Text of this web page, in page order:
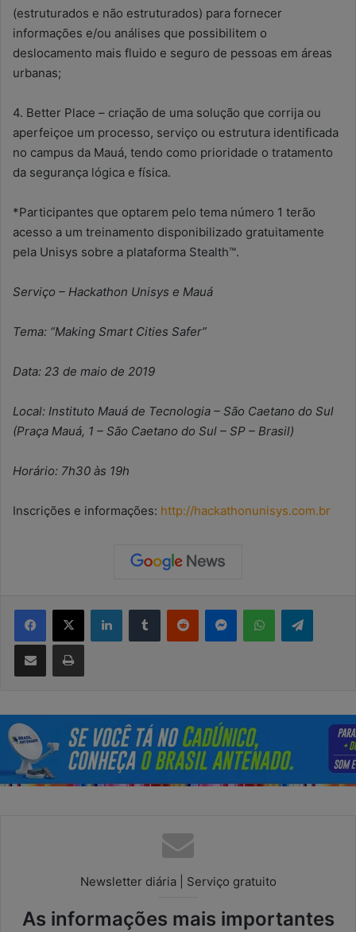
(estruturados e não estruturados) para fornecer
informações e/ou análises que possibilitem o
deslocamento mais fluido e seguro de pessoas em áreas
urbanas;
4. Better Place – criação de uma solução que corrija ou
aperfeiçoe um processo, serviço ou estrutura identificada
no campus da Mauá, tendo como prioridade o tratamento
da segurança lógica e física.
*Participantes que optarem pelo tema número 1 terão
acesso a um treinamento disponibilizado gratuitamente
pela Unisys sobre a plataforma Stealth™.
Serviço – Hackathon Unisys e Mauá
Tema: “Making Smart Cities Safer”
Data: 23 de maio de 2019
Local: Instituto Mauá de Tecnologia – São Caetano do Sul
(Praça Mauá, 1 – São Caetano do Sul – SP – Brasil)
Horário: 7h30 às 19h
Inscrições e informações: http://hackathonunisys.com.br
Newsletter diária | Serviço gratuito
As informações mais importantes